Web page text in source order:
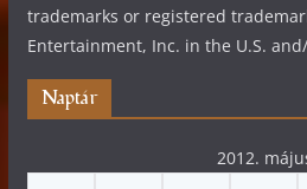
trademarks or registered
Entertainment, Inc. in the U.S.
Naptár
2012.